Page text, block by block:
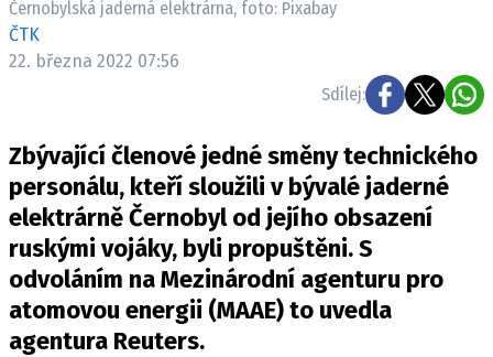
Pošlete e-mail na newsbox.cz
KONTAKT
VYDAVATEL
INZERCE
OSOBNÍ ÚDAJE / COOKIES
VOLNÁ MÍSTA
Černobylská jaderná elektrárna, foto: Pixabay
ČTK
22. března 2022 07:56
Sdílej:
Zbývající členové jedné směny technického
personálu, kteří sloužili v bývalé jaderné
elektrárně Černobyl od jejího obsazení
ruskými vojáky, byli propuštěni. S
odvoláním na Mezinárodní agenturu pro
atomovou energii (MAAE) to uvedla
agentura Reuters.